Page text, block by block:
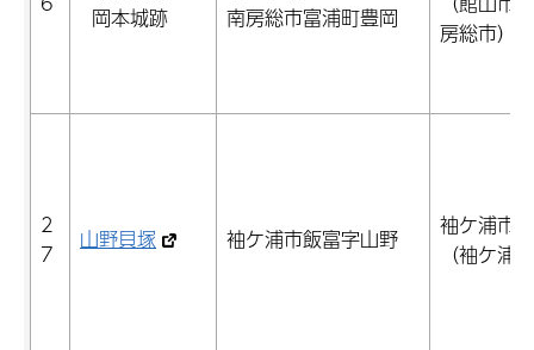
岡本城跡
南房総市富浦町豊岡
房総市）
2
7
山野貝塚 袖ケ浦市飯富字山野
袖ケ浦市
（袖ケ浦